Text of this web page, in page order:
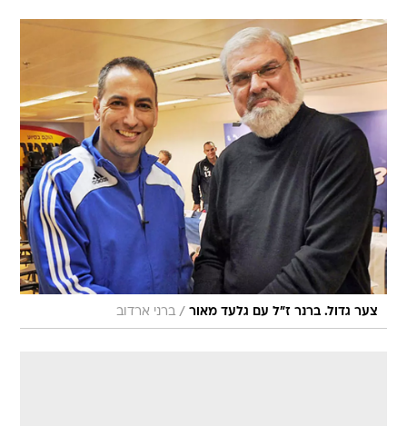
צער גדול. ברנר ז"ל עם גלעד מאור / ברני ארדוב